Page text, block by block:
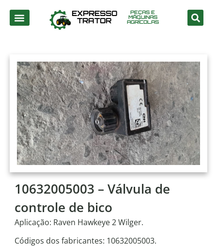
EXPRESSO
TRATOR
PEÇAS E
MÁQUINAS
AGRÍCOLAS
10632005003 – Válvula de
controle de bico
Aplicação: Raven Hawkeye 2 Wilger.
Códigos dos fabricantes: 10632005003.